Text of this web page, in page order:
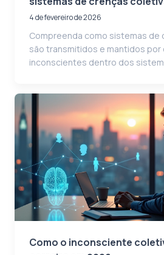
4 de fevereiro de 2026
Compreenda como sistemas de
são transmitidos e mantidos por
inconscientes dentro dos
Como o inconsciente